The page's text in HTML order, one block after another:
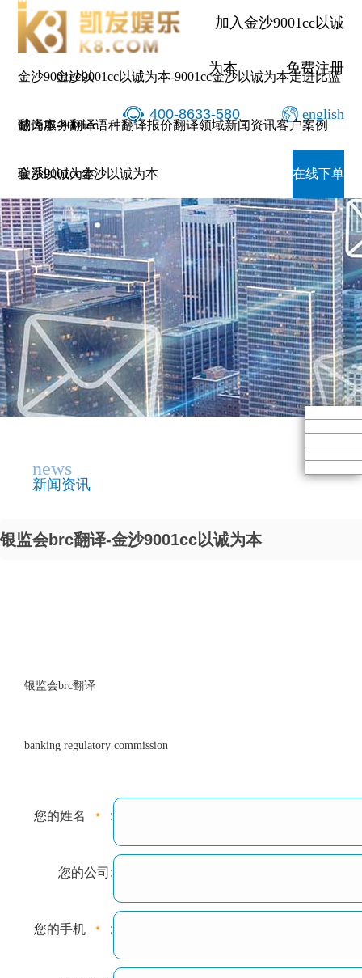
加入金沙9001cc以诚
为本 免费注册
400-8633-580 english
金沙9001cc以
诚为本-9001cc
金沙以诚为本
金沙9001cc以诚为本-9001cc金沙以诚为本走进比蓝
翻译服务翻译语种翻译报价翻译领域新闻资讯客户案例
联系9001cc金沙以诚为本 在线下单
news
新闻资讯
银监会brc翻译-金沙9001cc以诚为本
银监会brc翻译
banking regulatory commission
您的姓名 :
您的公司:
您的手机 :